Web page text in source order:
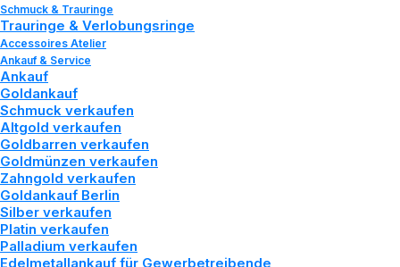
Schmuck & Trauringe
Trauringe & Verlobungsringe
Accessoires Atelier
Ankauf & Service
Ankauf
Goldankauf
Schmuck verkaufen
Altgold verkaufen
Goldbarren verkaufen
Goldmünzen verkaufen
Zahngold verkaufen
Goldankauf Berlin
Silber verkaufen
Platin verkaufen
Palladium verkaufen
Edelmetallankauf für Gewerbetreibende